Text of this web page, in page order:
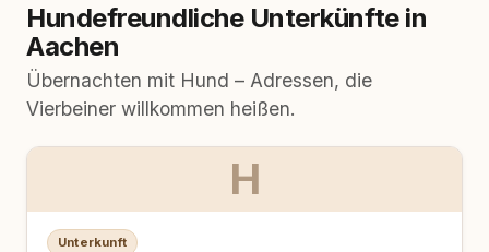
Hundefreundliche Unterkünfte in
Aachen
Übernachten mit Hund – Adressen, die
Vierbeiner willkommen heißen.
H
Unterkunft